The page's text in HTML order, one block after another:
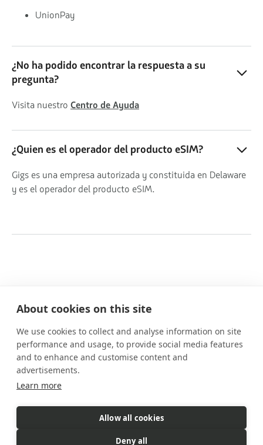
UnionPay
¿No ha podido encontrar la respuesta a su
pregunta?
Visita nuestro Centro de Ayuda
¿Quien es el operador del producto eSIM?
Gigs es una empresa autorizada y constituida en Delaware
y es el operador del producto eSIM.
Nuestros planes
Prestaciones
Cómo funciona
eSIM es un producto comercializado
las ventas, la facturación y el servicio al cliente
About cookies on this site
We use cookies to collect and analyse information on site
performance and usage, to provide social media features
and to enhance and customise content and
advertisements.
Learn more
Allow all cookies
Deny all